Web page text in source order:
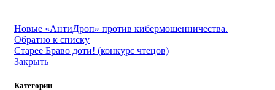
Новые «АнтиДроп» против кибермошенничества.
Обратно к списку
Старее Браво доти! (конкурс чтецов)
Закрыть
Категории